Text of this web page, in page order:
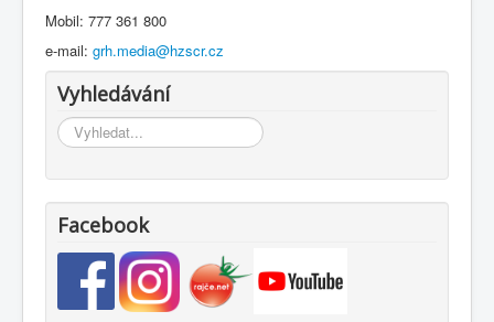
Mobil: 777 361 800
e-mail: grh.media@hzscr.cz
Vyhledávání
Vyhledávání...
Facebook